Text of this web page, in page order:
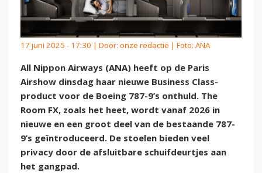
17 juni 2025 - 17:30 | Door: onze redactie | Foto: ANA
All Nippon Airways (ANA) heeft op de Paris
Airshow dinsdag haar nieuwe Business Class-
product voor de Boeing 787-9’s onthuld. The
Room FX, zoals het heet, wordt vanaf 2026 in
nieuwe en een groot deel van de bestaande 787-
9’s geïntroduceerd. De stoelen bieden veel
privacy door de afsluitbare schuifdeurtjes aan
het gangpad.